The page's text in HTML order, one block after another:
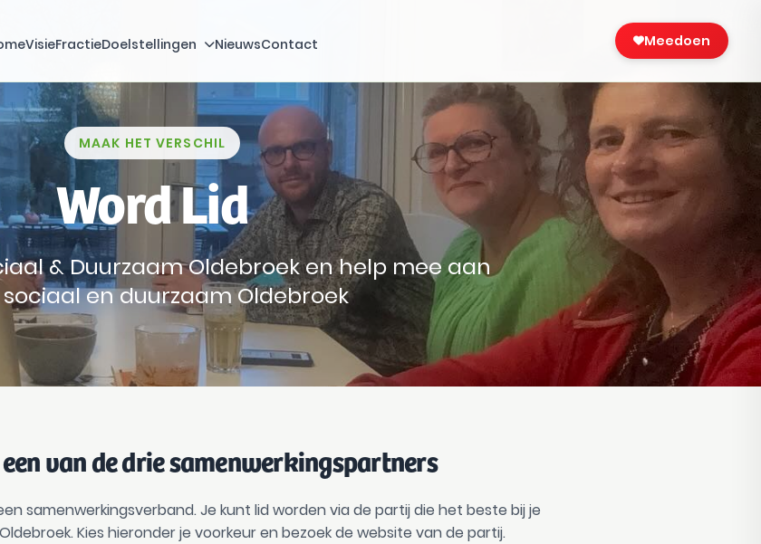
VisieFractieDoelstellingen NieuwsContact Meedoen
MAAK HET VERSCHIL
Word Lid
& Duurzaam Oldebroek en help mee aan
en duurzaam Oldebroek
van de drie samenwerkingspartners
samenwerkingsverband. Je kunt lid worden via de partij die het beste bij je
Kies hieronder je voorkeur en bezoek de website van de partij.